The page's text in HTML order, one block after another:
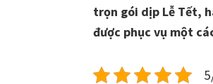
trọn gói dịp Lễ Tết,
được phục vụ một